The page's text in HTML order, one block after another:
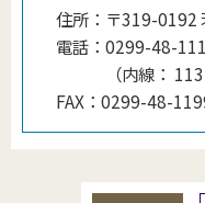
住所： 〒319-0192
電話： 0299-48-
（内線 ：
FAX： 0299-48-